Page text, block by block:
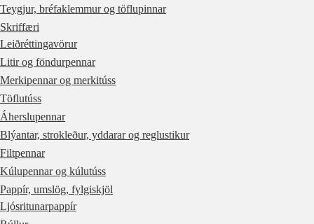
Teygjur, bréfaklemmur og töflupinnar
Skriffæri
Leiðréttingavörur
Litir og föndurpennar
Merkipennar og merkitúss
Töflutúss
Áherslupennar
Blýantar, strokleður, yddarar og reglustikur
Filtpennar
Kúlupennar og kúlutúss
Pappír, umslög, fylgiskjöl
Ljósritunarpappír